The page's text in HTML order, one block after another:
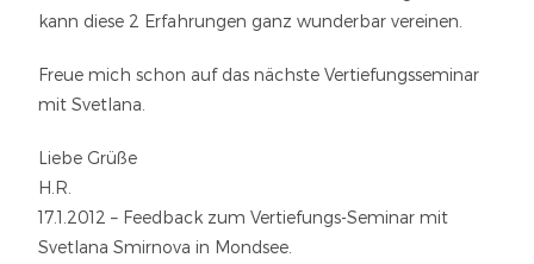
kann diese 2 Erfahrungen ganz wunderbar vereinen.
Freue mich schon auf das nächste Vertiefungsseminar
mit Svetlana.
Liebe Grüße
H.R.
17.1.2012 – Feedback zum Vertiefungs-Seminar mit
Svetlana Smirnova in Mondsee.